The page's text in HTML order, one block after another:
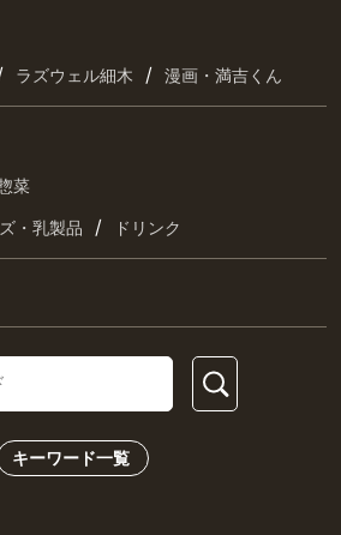
ラズウェル細木 / 漫画・満吉くん
菜
・乳製品 / ドリンク
キーワード一覧